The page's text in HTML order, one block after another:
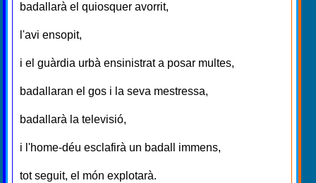
badallarà el quiosquer avorrit,
l'avi ensopit,
i el guàrdia urbà ensinistrat a posar multes,
badallaran el gos i la seva mestressa,
badallarà la televisió,
i l'home-déu esclafirà un badall immens,
tot seguit, el món explotarà.